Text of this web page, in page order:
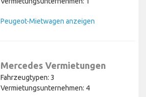
Peugeot-Mietwagen anzeigen
Mercedes Vermietungen
Fahrzeugtypen: 3
Vermietungsunternehmen: 4